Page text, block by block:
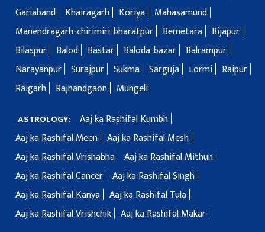
Gariaband
Khairagarh Koriya
Mahasamund
Manendragarh-chirimiri-bharatpur
Bemetara
Bijapur
Bilaspur
Balod Bastar Baloda-bazar
Balrampur
Narayanpur Surajpur Sukma Sarguja Lormi
Raipur
Raigarh
Rajnandgaon Mungeli
ASTROLOGY:
Aaj ka Rashifal Kumbh
Aaj ka Rashifal Meen Aaj ka Rashifal Mesh
Aaj ka Rashifal Vrishabha Aaj ka Rashifal Mithun
Aaj ka Rashifal Cancer Aaj ka Rashifal Singh
Aaj ka Rashifal Kanya Aaj ka Rashifal Tula
Aaj ka Rashifal Vrishchik Aaj ka Rashifal Makar